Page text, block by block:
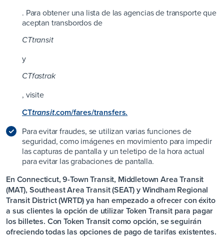
. Para obtener una lista de las agencias de transporte que
aceptan transbordos de
CTtransit
y
CTfastrak
, visite
CTtransit.com/fares/transfers.
Para evitar fraudes, se utilizan varias funciones de
seguridad, como imágenes en movimiento para impedir
las capturas de pantalla y un teletipo de la hora actual
para evitar las grabaciones de pantalla.
En Connecticut, 9-Town Transit, Middletown Area Transit
(MAT), Southeast Area Transit (SEAT) y Windham Regional
Transit District (WRTD) ya han empezado a ofrecer con éxito
a sus clientes la opción de utilizar Token Transit para pagar
los billetes. Con Token Transit como opción, se seguirán
ofreciendo todas las opciones de pago de tarifas existentes.